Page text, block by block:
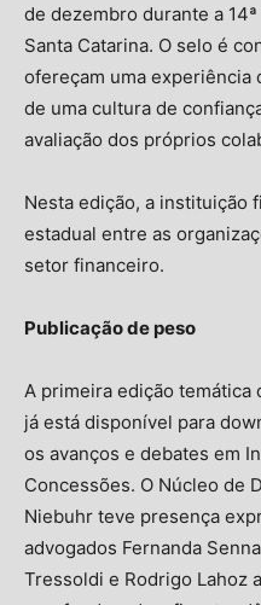
de dezembro durante a
Santa Catarina. O selo é
ofereçam uma experiência
de uma cultura de
avaliação dos próprios
Nesta edição, a instituição
estadual entre as
setor financeiro.
Publicação de peso
A primeira edição temática
já está disponível para
os avanços e debates em
Concessões. O Núcleo de
Niebuhr teve presença
advogados Fernanda
Tressoldi e Rodrigo Lahoz